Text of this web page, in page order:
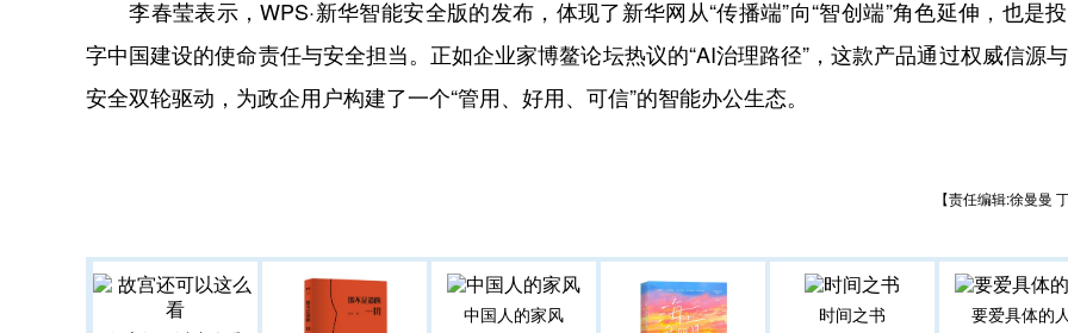
李春莹表示，WPS·新华智能安全版的发布，体现了新华网从“传播端”向“智创端”角色延伸，也是
字中国建设的使命责任与安全担当。正如企业家博鳌论坛热议的“AI治理路径”，这款产品通过权威信源
安全双轮驱动，为政企用户构建了一个“管用、好用、可信”的智能办公生态。
【责任编辑:徐曼曼
中国人的家风 时间之书 要爱具体的人